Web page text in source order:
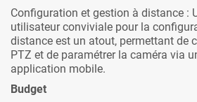
Configuration et gestion à distance :
utilisateur conviviale pour la
distance est un atout, permettant de
PTZ et de paramétrer la caméra via
application mobile.
Budget